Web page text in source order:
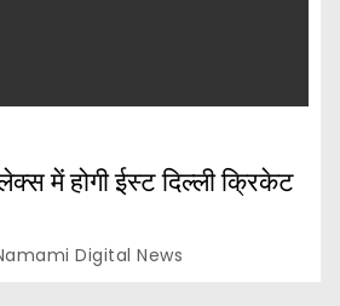
में होगी ईस्ट दिल्ली क्रिकेट
Digital News